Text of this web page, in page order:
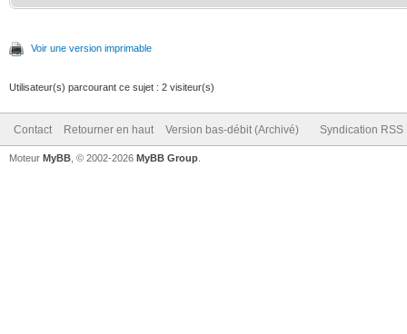
Voir une version imprimable
Utilisateur(s) parcourant ce sujet : 2 visiteur(s)
Contact Retourner en haut Version bas-débit (Archivé) Syndication RSS
Moteur MyBB , © 2002-2026 MyBB Group